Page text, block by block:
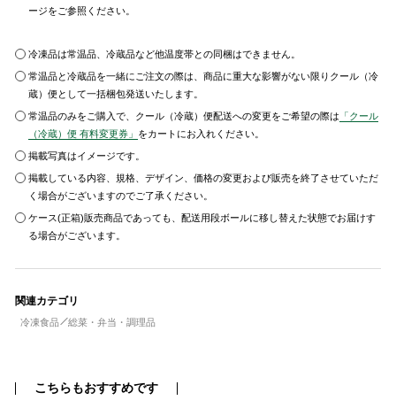
ージをご参照ください。
冷凍品は常温品、冷蔵品など他温度帯との同梱はできません。
常温品と冷蔵品を一緒にご注文の際は、商品に重大な影響がない限りクール（冷
蔵）便として一括梱包発送いたします。
常温品のみをご購入で、クール（冷蔵）便配送への変更をご希望の際は 「クール
（冷蔵）便 有料変更券」 をカートにお入れください。
掲載写真はイメージです。
掲載している内容、規格、デザイン、価格の変更および販売を終了させていただ
く場合がございますのでご了承ください。
ケース(正箱)販売商品であっても、配送用段ボールに移し替えた状態でお届けす
る場合がございます。
関連カテゴリ
冷凍食品 総菜・弁当・調理品
こちらもおすすめです